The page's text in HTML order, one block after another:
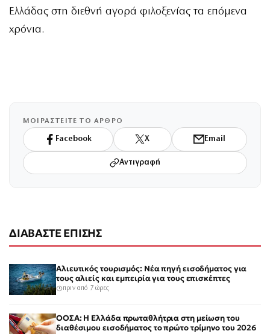
Ελλάδας στη διεθνή αγορά φιλοξενίας τα επόμενα
χρόνια.
ΜΟΙΡΑΣΤΕΙΤΕ ΤΟ ΑΡΘΡΟ
Facebook X Email
Αντιγραφή
ΔΙΑΒΑΣΤΕ ΕΠΙΣΗΣ
Αλιευτικός τουρισμός: Νέα πηγή εισοδήματος για
τους αλιείς και εμπειρία για τους επισκέπτες
πριν από 7 ώρες
ΟΟΣΑ: Η Ελλάδα πρωταθλήτρια στη μείωση του
διαθέσιμου εισοδήματος το πρώτο τρίμηνο του 2026